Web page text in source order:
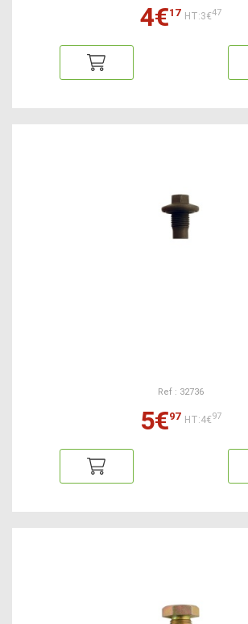
4€17 HT:3€47
Ref : 32736
5€97 HT:4€97